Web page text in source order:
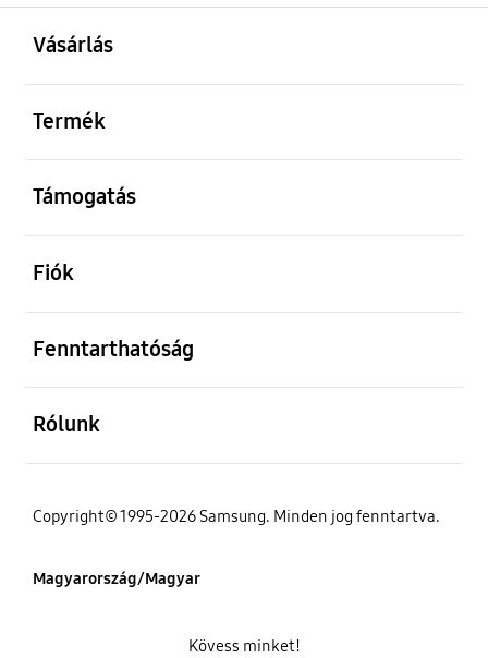
Vásárlás
Termék
Támogatás
Fiók
Fenntarthatóság
Rólunk
Copyright© 1995-2026 Samsung. Minden jog fenntartva.
Magyarország/Magyar
Kövess minket!